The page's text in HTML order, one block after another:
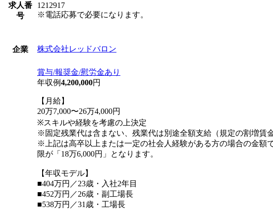
求人番
号
1212917
※電話応募で必要になります。
企業 株式会社レッドバロン
賞与/報奨金/慰労金あり
年収例4,200,000円
【月給】
20万7,000〜26万4,000円
※スキルや経験を考慮の上決定
※固定残業代は含まない、残業代は別途全額支給（規定の割増賃金
※上記は高卒以上または一定の社会人経験がある方の場合の金額
限が「18万6,000円」となります。
【年収モデル】
■404万円／23歳・入社2年目
■452万円／26歳・副工場長
■538万円／31歳・工場長